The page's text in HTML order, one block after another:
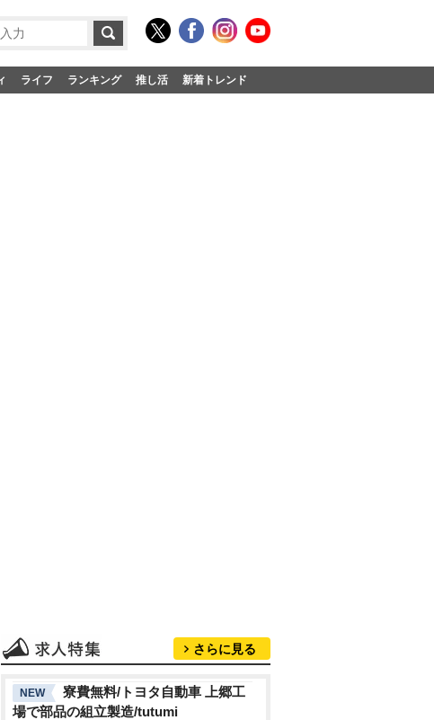
ライフ ランキング 推し活 新着トレンド
さらに見る
NEW
寮費無料/トヨタ自動車 上郷工
場で部品の組立製造/tutumi